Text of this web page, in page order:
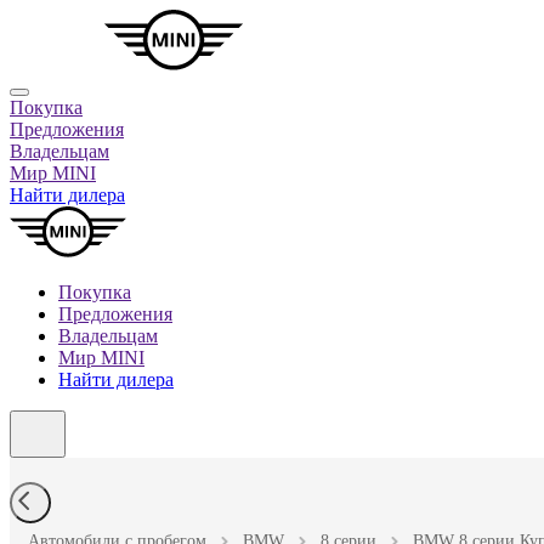
Покупка
Предложения
Владельцам
Мир MINI
Найти дилера
Покупка
Предложения
Владельцам
Мир MINI
Найти дилера